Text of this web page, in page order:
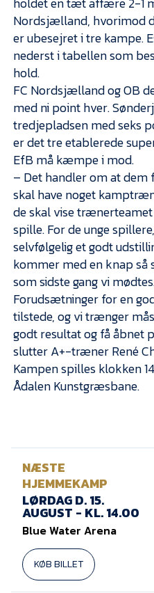
Kontakt
Job i EfB
Presse
Nordsjælland, hvorimod
er ubesejret i tre kampe.
nederst i tabellen som
hold.
FC Nordsjælland og OB
med ni point hver.
tredjepladsen med seks
er det tre etablerede
EfB må kæmpe i mod.
– Det handler om at
skal have noget
de skal vise
spille. For de unge
selvfølgelig et godt
kommer med en knap
som sidste gang vi
Forudsætninger for en
tilstede, og vi trænger
godt resultat og få åbnet
slutter A+-træner René
Kampen spilles klokken
Ådalen Kunstgræsbane.
NÆSTE
HJEMMEKAMP
LØRDAG D. 15.
AUGUST - KL. 14.00
Blue Water Arena
KØB BILLET